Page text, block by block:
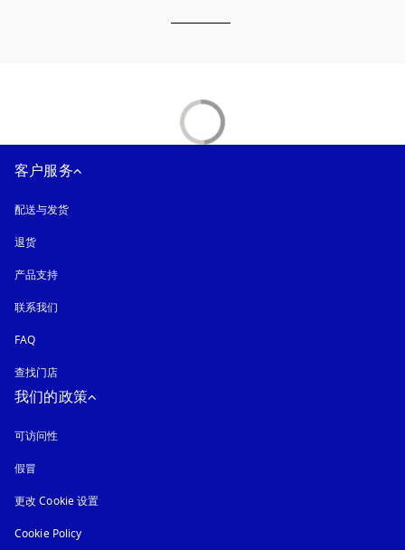
客户服务
配送与发货
退货
产品支持
联系我们
FAQ
查找门店
我们的政策
可访问性
假冒
更改 Cookie 设置
Cookie Policy